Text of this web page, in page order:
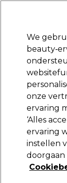
Merken Deals
Na
Schwarzkopf
Hold Gel
(0
We
onze
ervaring
‘Alles
ervaring
instellen
doorgaan